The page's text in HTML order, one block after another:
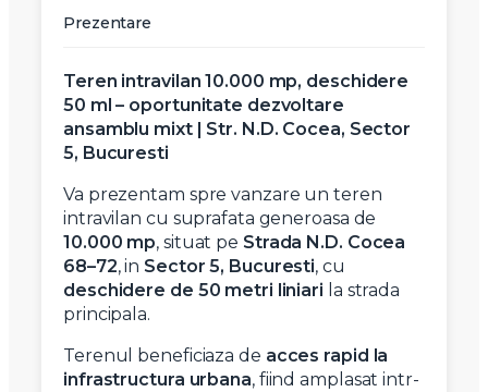
Prezentare
Teren intravilan 10.000 mp, deschidere
50 ml – oportunitate dezvoltare
ansamblu mixt | Str. N.D. Cocea, Sector
5, Bucuresti
Va prezentam spre vanzare un teren
intravilan cu suprafata generoasa de
10.000 mp, situat pe Strada N.D. Cocea
68–72, in Sector 5, Bucuresti, cu
deschidere de 50 metri liniari la strada
principala.
Terenul beneficiaza de acces rapid la
infrastructura urbana, fiind amplasat intr-